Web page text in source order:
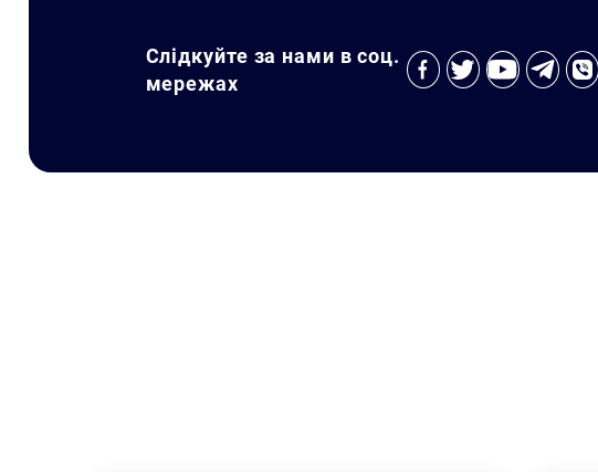
Слідкуйте за нами в соц.
мережах